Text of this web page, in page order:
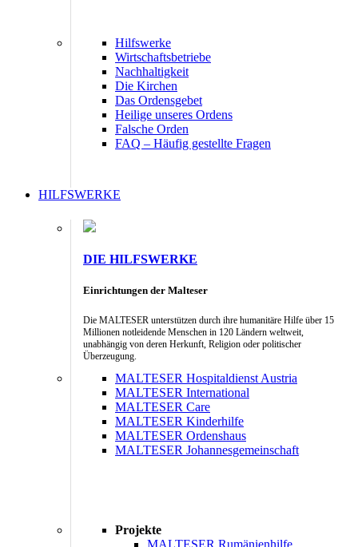
Hilfswerke
Wirtschaftsbetriebe
Nachhaltigkeit
Die Kirchen
Das Ordensgebet
Heilige unseres Ordens
Falsche Orden
FAQ – Häufig gestellte Fragen
HILFSWERKE
DIE HILFSWERKE
Einrichtungen der Malteser
Die MALTESER unterstützen durch ihre humanitäre Hilfe über 15
Millionen notleidende Menschen in 120 Ländern weltweit,
unabhängig von deren Herkunft, Religion oder politischer
Überzeugung.
MALTESER Hospitaldienst Austria
MALTESER International
MALTESER Care
MALTESER Kinderhilfe
MALTESER Ordenshaus
MALTESER Johannesgemeinschaft
Projekte
MALTESER Rumänienhilfe